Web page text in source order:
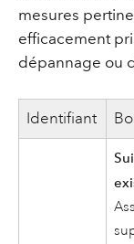
mesures
efficacement
dépannage ou
Identifiant